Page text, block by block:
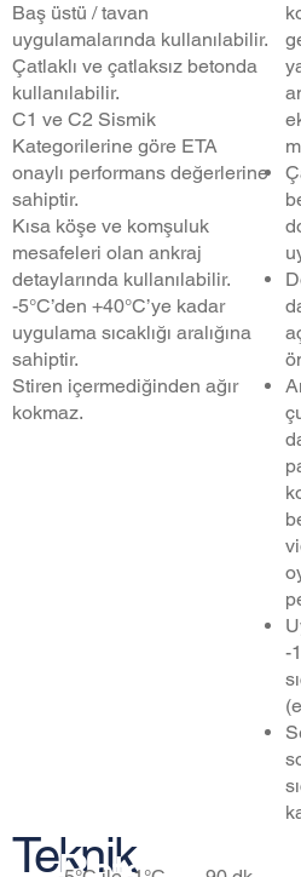
Baş üstü / tavan
uygulamalarında kullanılabilir.
Çatlaklı ve çatlaksız betonda
kullanılabilir.
C1 ve C2 Sismik
Kategorilerine göre ETA
onaylı performans değerlerine
sahiptir.
Kısa köşe ve komşuluk
mesafeleri olan ankraj
detaylarında kullanılabilir.
-5°C’den +40°C’ye kadar
uygulama sıcaklığı aralığına
sahiptir.
Stiren içermediğinden ağır
kokmaz.
-
Teknik